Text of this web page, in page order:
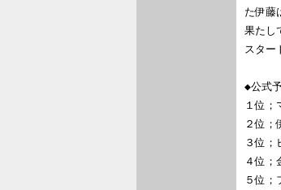
た伊藤
果たし
スター
◆公式
１位；
２位；
３位
４位
５位